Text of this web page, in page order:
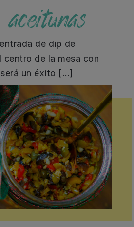
de dip de
centro de la mesa con
un éxito […]